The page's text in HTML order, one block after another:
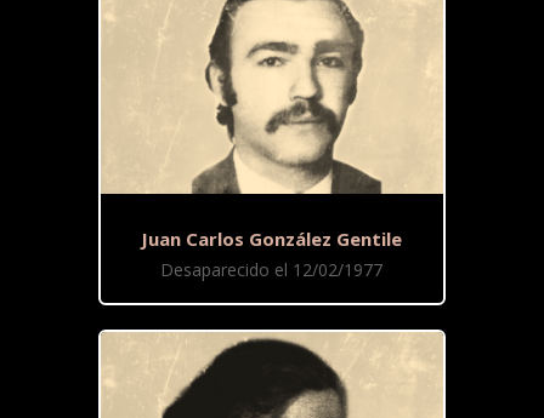
Juan Carlos González Gentile
Desaparecido el 12/02/1977